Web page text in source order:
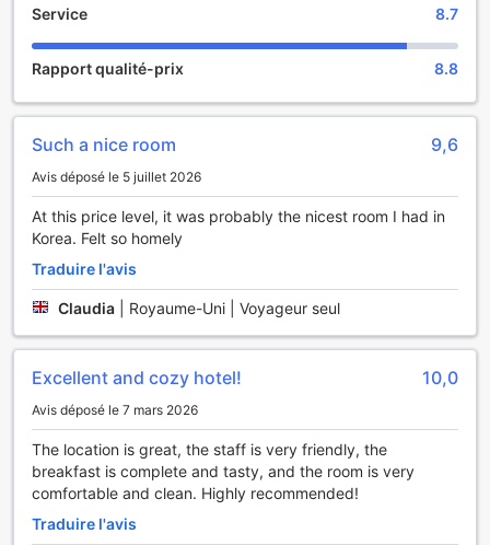
YAJA Hotel Tongyeong Ferry Terminal Branch sont
équipées d'un sèche-cheveux et de peignoirs.
façon possible. Commencez chaque matin de votre séjour
par un petit déjeuner sur place.
Autour de l'établissement
Profitez de tout ce que Tongyeong-si a à offrir ! Pour votre
confort, le Tongyeong Bapsang Sikdang est situé à une
distance de 1,3 km.
Pourquoi séjourner ici
Ici, vous trouverez des chambres moins chères que dans
98 % de toutes les autres options disponibles en ville.
Par rapport aux options d'hébergement de la ville, ce motel
a obtenu un score supérieur de 96 % concernant la
nourriture et les repas.
Service 8.7
Rapport qualité-prix 8.8
Such a nice room 9,6
Avis déposé le 5 juillet 2026
At this price level, it was probably the nicest room I had in
Korea. Felt so homely
Traduire l'avis
Claudia Royaume-Uni | Voyageur seul
Excellent and cozy hotel! 10,0
Avis déposé le 7 mars 2026
The location is great, the staff is very friendly, the
breakfast is complete and tasty, and the room is very
comfortable and clean. Highly recommended!
Traduire l'avis